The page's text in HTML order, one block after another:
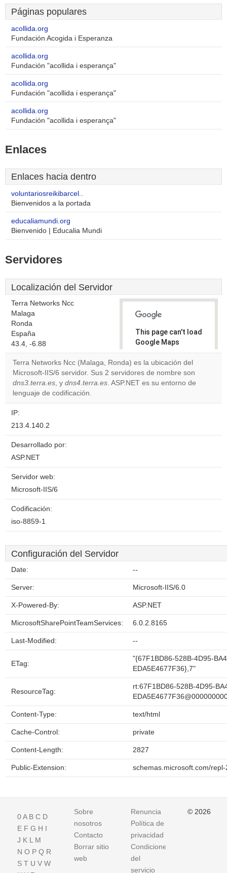
Páginas populares
acollida.org
Fundación Acogida i Esperanza
acollida.org
Fundación "acollida i esperança"
acollida.org
Fundación "acollida i esperança"
acollida.org
Fundación "acollida i esperança"
Enlaces
Enlaces hacia dentro
voluntariosreikibarcel..
Bienvenidos a la portada
educaliamundi.org
Bienvenido | Educalia Mundi
Servidores
Localización del Servidor
Terra Networks Ncc
Malaga
Ronda
España
43.4, -6.88
This page can't load
Google Maps
correctly.
Do you
own this
OK
Terra Networks Ncc (Malaga, Ronda) es la ubicación del
Microsoft-IIS/6 servidor. Sus 2 servidores de nombre son
dns3.terra.es, y dns4.terra.es. ASP.NET es su entorno de
lenguaje de codificación.
IP:
213.4.140.2
Desarrollado por:
ASP.NET
Servidor web:
Microsoft-IIS/6
Codificación:
iso-8859-1
Configuración del Servidor
Date: --
Server: Microsoft-IIS/6.0
X-Powered-By: ASP.NET
MicrosoftSharePointTeamServices: 6.0.2.8165
Last-Modified: --
ETag:
"{67F1BD86-528B-4D95-
EDA5E4677F36},7"
ResourceTag:
rt:67F1BD86-528B-4D95-
Content-Type: text/html
Cache-Control: private
Content-Length: 2827
Public-Extension: schemas.microsoft.com/repl-
0A B C D
E F G H I
J K L M
N O P Q R
S T U V W
Sobre
nosotros
Contacto
Borrar sitio
web
Renuncia
Política de
privacidad
Condiciones
del
servicio
© 2026